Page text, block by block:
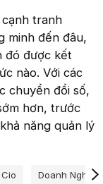
tranh
minh đến đâu,
đó được kết
nào. Với các
chuyển đổi số,
hơn, trước
năng quản lý
Cio Doanh